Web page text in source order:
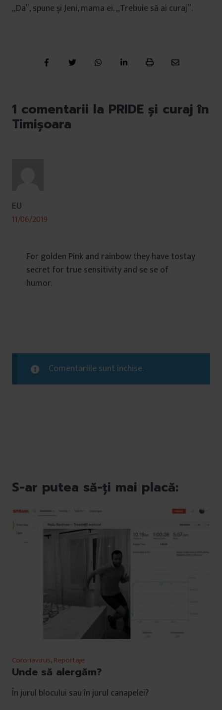
„Da”, spune și Jeni, mama ei. „Trebuie să ai curaj”.
1 comentarii la PRIDE și curaj în
Timișoara
EU
11/06/2019
For golden Pink and rainbow they have tostay
secret for true sensitivity and se se of
humor.
Comentariile sunt închise.
S-ar putea să-ți mai placă:
Coronavirus,Reportaje
Unde să alergăm?
În jurul blocului sau în jurul canapelei?